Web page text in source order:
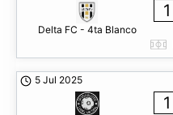
Delta FC - 4ta Blanco
1
5 Jul 2025
1